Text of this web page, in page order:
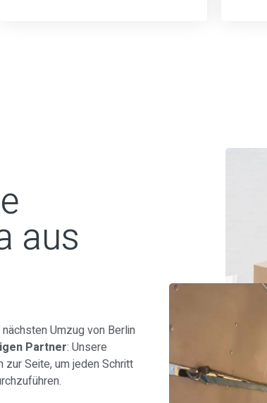
aus
Umzug von Berlin
Partner: Unsere
Seite, um jeden Schritt